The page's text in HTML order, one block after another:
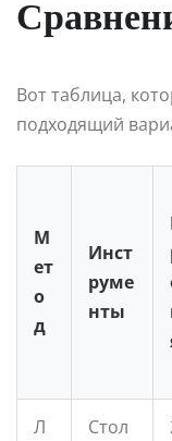
Вот таблица,
подходящий
М
ет
о
д
Инст
руме
нты
Л
Стол